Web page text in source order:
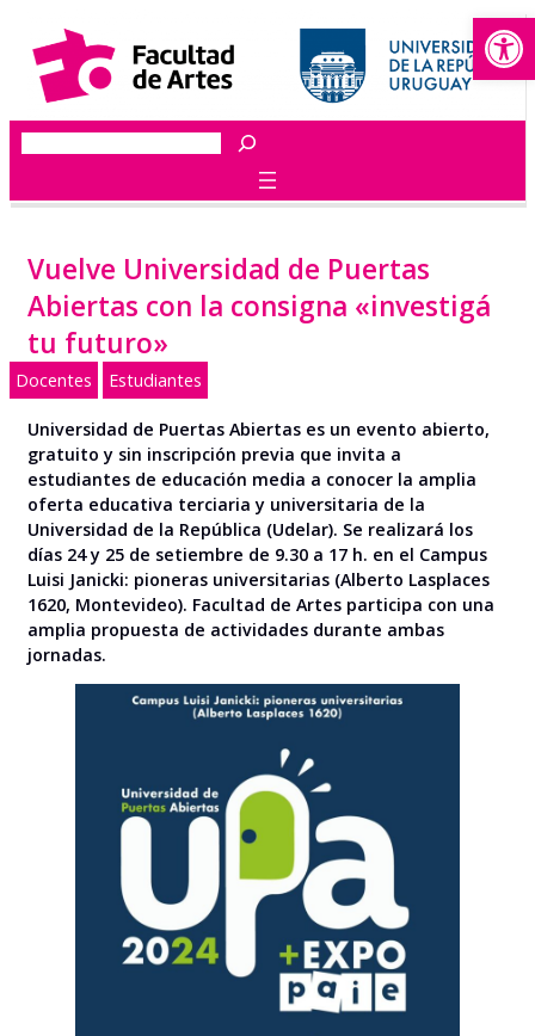
contenido
Buscar
Vuelve Universidad de Puertas
Abiertas con la consigna «investigá
tu futuro»
Docentes Estudiantes
Universidad de Puertas Abiertas es un evento abierto,
gratuito y sin inscripción previa que invita a
estudiantes de educación media a conocer la amplia
oferta educativa terciaria y universitaria de la
Universidad de la República (Udelar). Se realizará los
días 24 y 25 de setiembre de 9.30 a 17 h. en el Campus
Luisi Janicki: pioneras universitarias (Alberto Lasplaces
1620, Montevideo). Facultad de Artes participa con una
amplia propuesta de actividades durante ambas
jornadas.